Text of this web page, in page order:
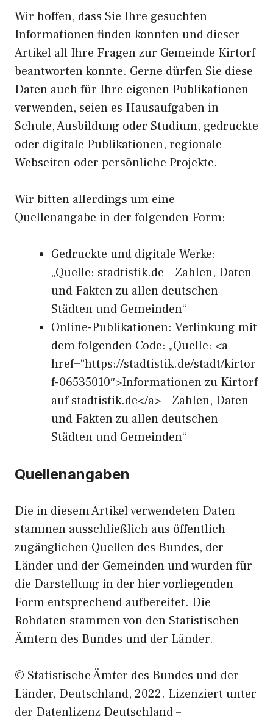
Wir hoffen, dass Sie Ihre gesuchten
Informationen finden konnten und dieser
Artikel all Ihre Fragen zur Gemeinde Kirtorf
beantworten konnte. Gerne dürfen Sie diese
Daten auch für Ihre eigenen Publikationen
verwenden, seien es Hausaufgaben in
Schule, Ausbildung oder Studium, gedruckte
oder digitale Publikationen, regionale
Webseiten oder persönliche Projekte.
Wir bitten allerdings um eine
Quellenangabe in der folgenden Form:
Gedruckte und digitale Werke:
„Quelle: stadtistik.de – Zahlen, Daten
und Fakten zu allen deutschen
Städten und Gemeinden“
Online-Publikationen: Verlinkung mit
dem folgenden Code: „Quelle: <a
href=“https://stadtistik.de/stadt/kirtor
f-06535010″>Informationen zu Kirtorf
auf stadtistik.de</a> – Zahlen, Daten
und Fakten zu allen deutschen
Städten und Gemeinden“
Quellenangaben
Die in diesem Artikel verwendeten Daten
stammen ausschließlich aus öffentlich
zugänglichen Quellen des Bundes, der
Länder und der Gemeinden und wurden für
die Darstellung in der hier vorliegenden
Form entsprechend aufbereitet. Die
Rohdaten stammen von den Statistischen
Ämtern des Bundes und der Länder.
© Statistische Ämter des Bundes und der
Länder, Deutschland, 2022. Lizenziert unter
der Datenlizenz Deutschland –